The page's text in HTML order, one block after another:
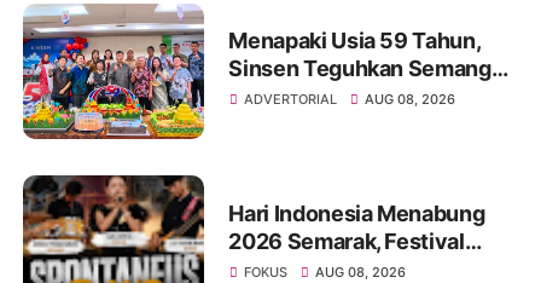
Menapaki Usia 59 Tahun,
Sinsen Teguhkan Semangat
“Sustainably Growing”
ADVERTORIAL AUG 08, 2026
Hari Indonesia Menabung
2026 Semarak, Festival
Band Pelajar dan Mahasiswa
FOKUS AUG 08, 2026